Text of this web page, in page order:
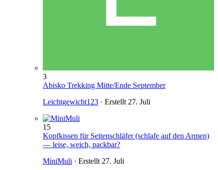
3
Abisko Trekking Mitte/Ende September
Leichtgewicht123 · Erstellt27. Juli
15
Kopfkissen für Seitenschläfer (schlafe auf den Armen)
— leise, weich, packbar?
MiniMuli · Erstellt27. Juli